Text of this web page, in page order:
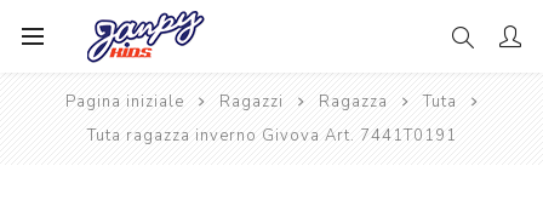
Pagina iniziale Ragazzi Ragazza
Tuta
Tuta ragazza inverno Givova Art. 7441T0191